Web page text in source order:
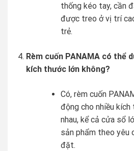
thống kéo tay, cần
được treo ở vị trí
trẻ.
Rèm cuốn PANAMA có thể
kích thước lớn không?
Có, rèm cuốn
động cho nhiều
nhau, kể cả cửa sổ
sản phẩm theo yêu
đặt.